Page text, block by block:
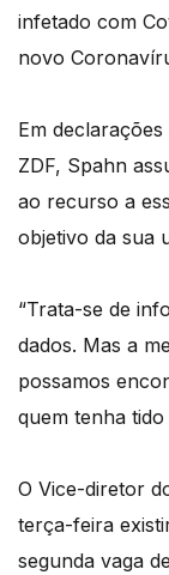
infetado com
novo
Em
ZDF, Spahn
ao recurso a
objetivo da sua
“Trata-se de
dados. Mas a
possamos
quem tenha
O Vice-diretor
terça-feira
segunda vaga